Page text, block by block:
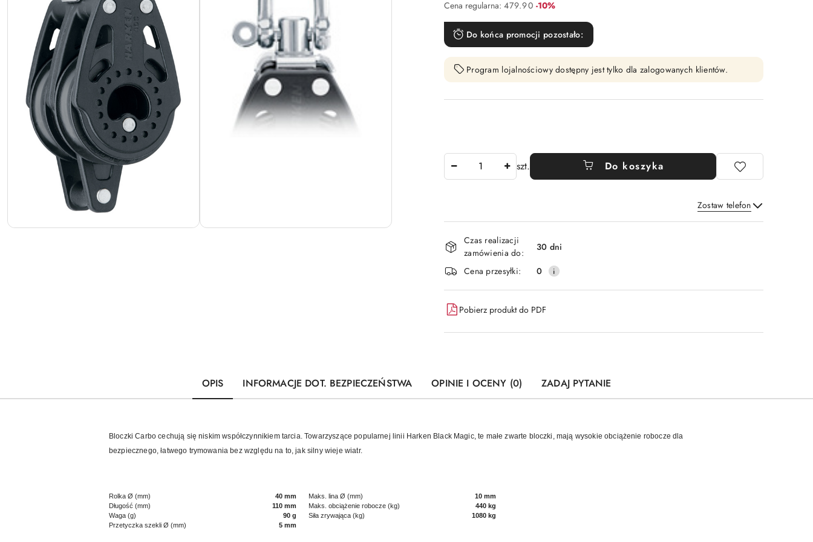
Cena regularna: 479.90 Rabat:
-10%
Do końca promocji pozostało:
Program lojalnościowy dostępny jest tylko dla zalogowanych klientów.
szt. Do koszyka
Zostaw telefon
Wyślij
Dostępność
i
dostawa
Czas realizacji
zamówienia do:
30 dni
Cena przesyłki:
0
Pobierz produkt do PDF
OPIS INFORMACJE DOT. BEZPIECZEŃSTWA OPINIE I OCENY (0) ZADAJ PYTANIE
Bloczki Carbo cechują się niskim współczynnikiem tarcia. Towarzyszące popularnej linii Harken Black Magic, te małe zwarte bloczki, mają wysokie obciążenie robocze dla
bezpiecznego, łatwego trymowania bez względu na to, jak silny wieje wiatr.
Rolka Ø (mm)
40 mm
Długość (mm)
110 mm
Waga (g)
90 g
Przetyczka szekli Ø (mm)
5 mm
Maks. lina Ø (mm)
10 mm
Maks. obciążenie robocze (kg)
440 kg
Siła zrywająca (kg)
1080 kg